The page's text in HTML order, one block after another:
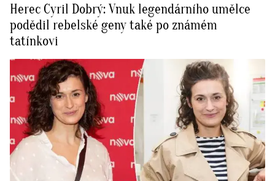
Herec Cyril Dobrý: Vnuk legendárního umělce
podědil rebelské geny také po známém
tatínkovi